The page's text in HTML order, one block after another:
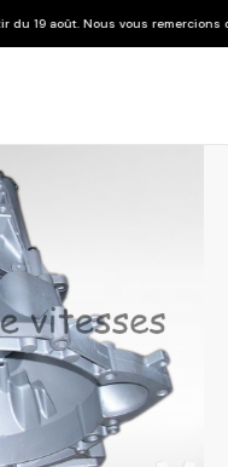
remercions de votre